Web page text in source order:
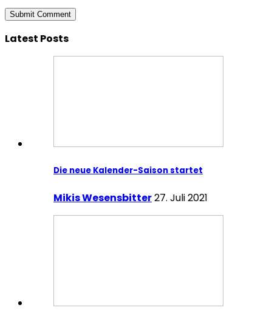
Latest Posts
Die neue Kalender-Saison startet
Mikis Wesensbitter27. Juli 2021